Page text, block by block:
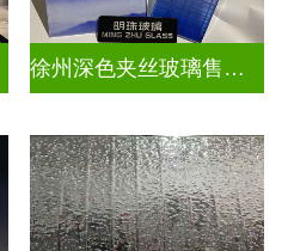
徐州深色夹丝玻璃售价多少钱